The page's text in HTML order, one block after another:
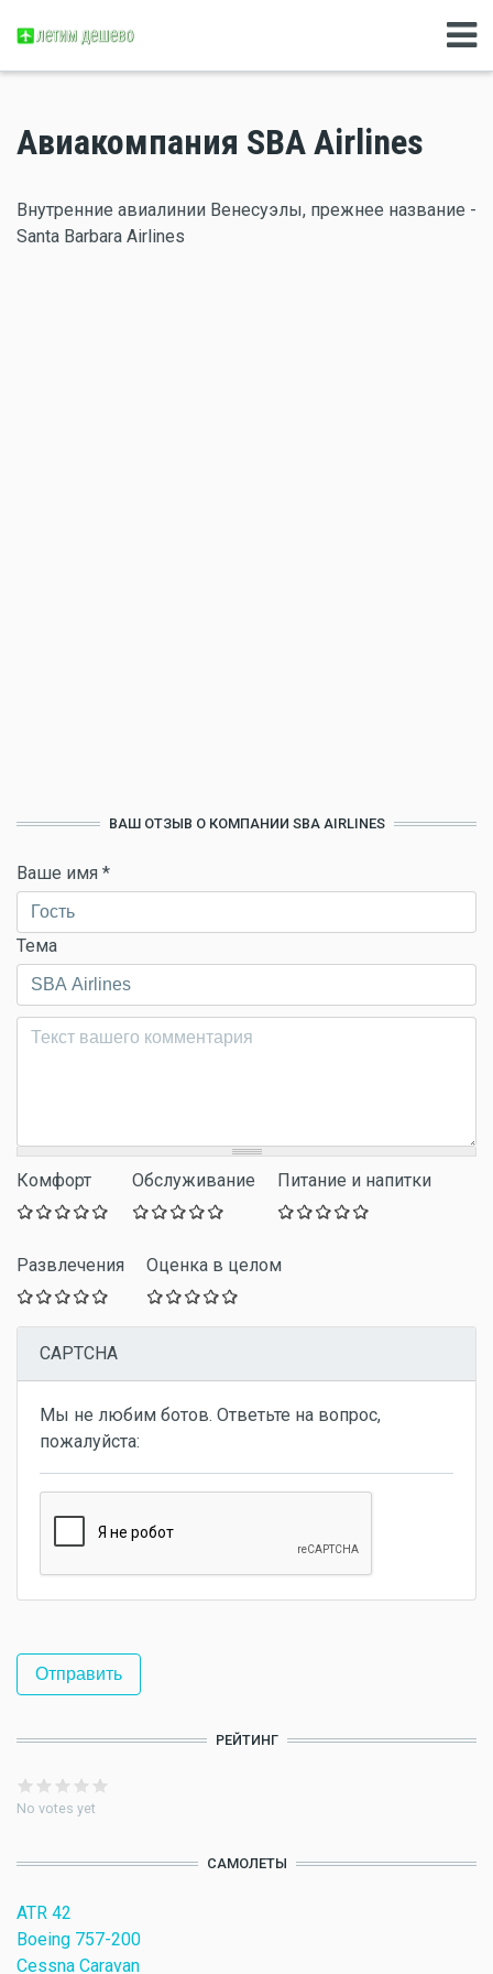
Авиакомпания SBA Airlines
Внутренние авиалинии Венесуэлы, прежнее название -
Santa Barbara Airlines
ВАШ ОТЗЫВ О КОМПАНИИ SBA AIRLINES
Ваше имя *
Тема
Комментарий*
Комфорт Обслуживание Питание и напитки
Развлечения Оценка в целом
CAPTCHA
Мы не любим ботов. Ответьте на вопрос,
пожалуйста:
РЕЙТИНГ
No votes yet
САМОЛЕТЫ
ATR 42
Boeing 757-200
Cessna Caravan